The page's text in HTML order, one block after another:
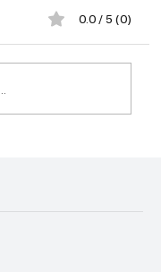
0.0 / 5 (0)